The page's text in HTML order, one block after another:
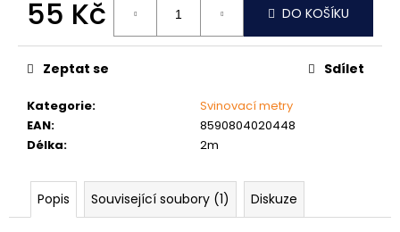
55 Kč
cena:
DO KOŠÍKU
Kategorie:
Svinovací metry
EAN:
8590804020448
Délka: 2m
Zeptat se Sdílet
Popis Související soubory (1) Diskuze
č
u
e
m
e
MATICE
ŠESTIHRANNÁ